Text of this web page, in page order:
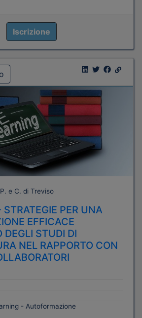
Iscrizione
e C. di Treviso
PER UNA
EFFICACE
DEGLI STUDI DI
NEL RAPPORTO CON
- Autoformazione